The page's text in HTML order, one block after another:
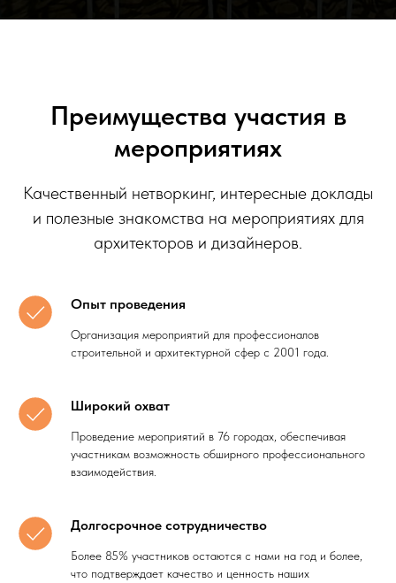
Преимущества участия в
мероприятиях
Качественный нетворкинг, интересные доклады
и полезные знакомства на мероприятиях для
архитекторов и дизайнеров.
Опыт проведения
Организация мероприятий для профессионалов
строительной и архитектурной сфер с 2001 года.
Широкий охват
Проведение мероприятий в 76 городах, обеспечивая
участникам возможность обширного профессионального
взаимодействия.
Долгосрочное сотрудничество
Более 85% участников остаются с нами на год и более,
что подтверждает качество и ценность наших